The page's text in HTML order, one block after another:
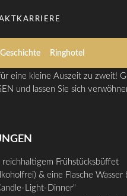
Geschichte Ringhotel
KARRIERE
eine kleine Auszeit zu zweit!
und lassen Sie sich
Frühstücksbüffet
& eine Flasche
Light-Dinner"